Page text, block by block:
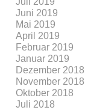
Juni 2019
Mai 2019
April 2019
Februar 2019
Januar 2019
Dezember 2018
November 2018
Oktober 2018
Juli 2018